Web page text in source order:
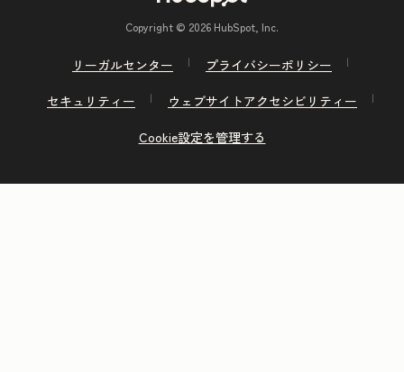
Copyright © 2026 HubSpot, Inc.
リーガルセンター
プライバシーポリシー
セキュリティー
ウェブサイトアクセシビリティー
Cookie設定を管理する